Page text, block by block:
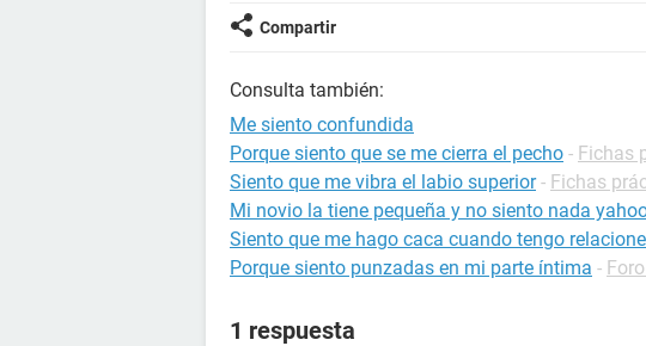
Compartir
Consulta también:
Me siento confundida
Porque siento que se me cierra el pecho - Fichas
Siento que me vibra el labio superior - Fichas
Mi novio la tiene pequeña y no siento nada
Siento que me hago caca cuando tengo
Porque siento punzadas en mi parte íntima -
1 respuesta